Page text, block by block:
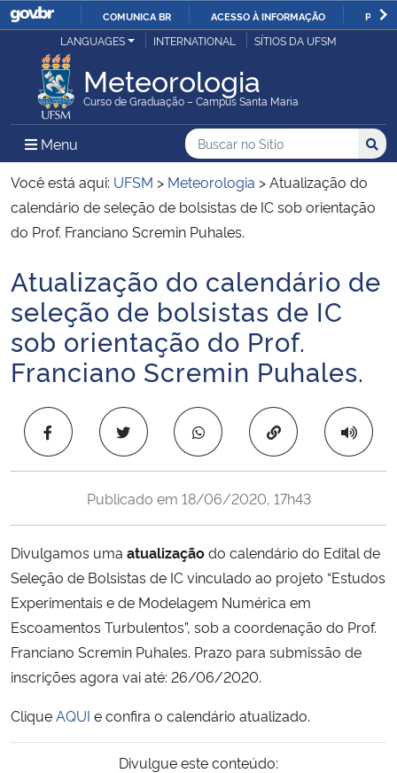
IR
O
COMUNICA BR ACESSO À INFORMAÇÃO
Ministério da Justiça e Segurança Pública
Ministério da Defesa
Ministério das Relações Exteriores
Ministério da Economia
Ministério da Infraestrutura
Ministério da Agricultura, Pecuária e Abastecimento
Ministério da Educação
Ministério da Cidadania
Ministério da Saúde
Ministério de Minas e Energia
Ministério da Ciência, Tecnologia, Inovações e Comunicações
Ministério do Meio Ambiente
Ministério do Turismo
Controladoria-Geral da União
LANGUAGES INTERNATIONAL SÍTIOS DA UFSM
Meteorologia
Curso de Graduação – Campus Santa Maria
Menu Menu Principal do Sítio
Busca
Buscar no no Sítio
Busca:
Você está aqui: UFSM > Meteorologia >Atualização do
calendário de seleção de bolsistas de IC sob orientação
do Prof. Franciano Scremin Puhales.
Início do conteúdo
Atualização do calendário de
seleção de bolsistas de IC
sob orientação do Prof.
Franciano Scremin Puhales.
Copiar para área
Publicado em 18/06/2020, 17h43
Divulgamos uma atualizaçãodo calendário do Edital de
Seleção de Bolsistas de IC vinculado ao projeto “Estudos
Experimentais e de Modelagem Numérica em
Escoamentos Turbulentos”, sob a coordenação do Prof.
Franciano Scremin Puhales. Prazo para submissão de
inscrições agora vai até: 26/06/2020.
CliqueAQUI e confira o calendário atualizado.
Divulgue este conteúdo: